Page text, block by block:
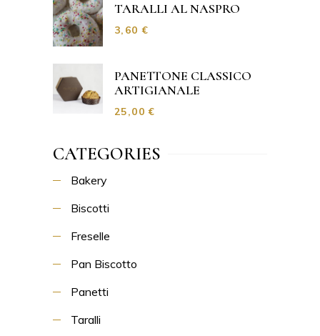
TARALLI AL NASPRO
3,60€
PANETTONE CLASSICO
ARTIGIANALE
25,00€
CATEGORIES
Bakery
Biscotti
Freselle
Pan Biscotto
Panetti
Taralli